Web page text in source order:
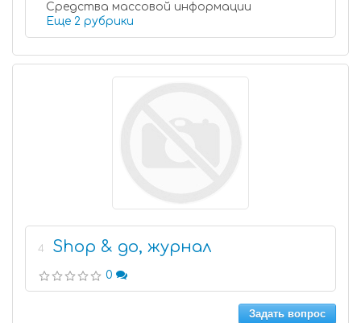
Средства массовой информации
Еще 2 рубрики
4 Shop & go, журнал
0
Задать вопрос